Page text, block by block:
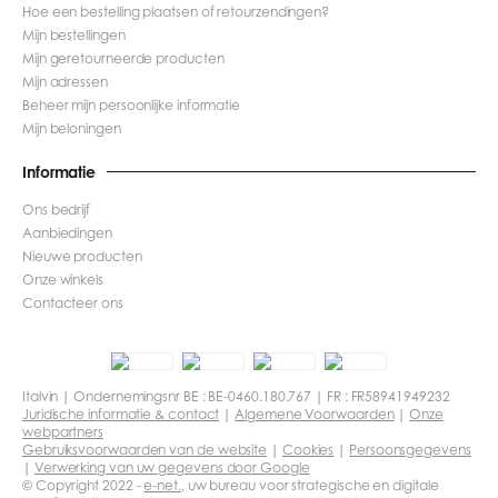
Hoe een bestelling plaatsen of retourzendingen?
Mijn bestellingen
Mijn geretourneerde producten
Mijn adressen
Beheer mijn persoonlijke informatie
Mijn beloningen
Informatie
Ons bedrijf
Aanbiedingen
Nieuwe producten
Onze winkels
Contacteer ons
Italvin | Ondernemingsnr BE : BE-0460.180.767 | FR : FR58941949232
Juridische informatie & contact | Algemene Voorwaarden|Onze
webpartners
Gebruiksvoorwaarden van de website | Cookies | Persoonsgegevens
| Verwerking van uw gegevens door Google
© Copyright 2022 -e-net., uw bureau voor strategische en digitale